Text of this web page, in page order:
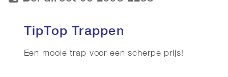
TipTop Trappen
Een mooie trap voor een scherpe prijs!